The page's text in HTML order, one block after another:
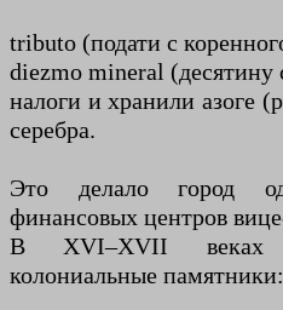
tributo (подати с
diezmo mineral (десятину
налоги и хранили азоге
серебра.
Это делало город
финансовых центров
В XVI–XVII веках
колониальные памятники: